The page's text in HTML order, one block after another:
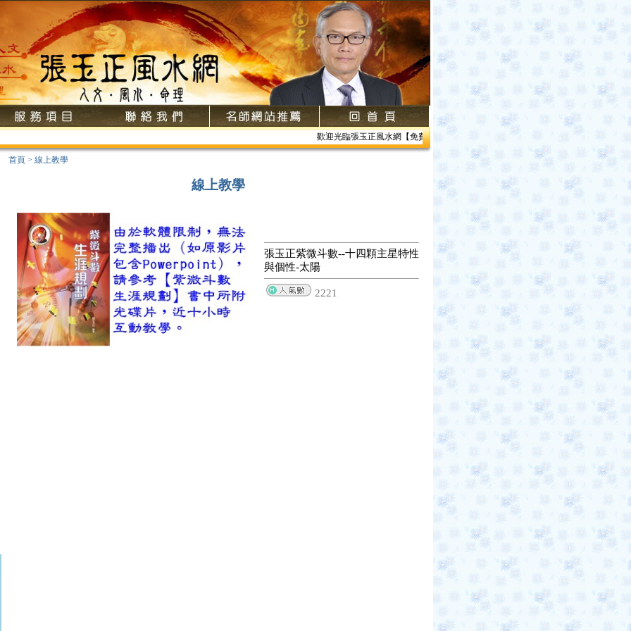
歡迎光臨張玉正風水網【免費網路線上教學】【風水館】1.居家風水2.企業風水3.
首頁 > 線上教學
線上教學
張玉正紫微斗數--十四顆主星特性
與個性-太陽
2221